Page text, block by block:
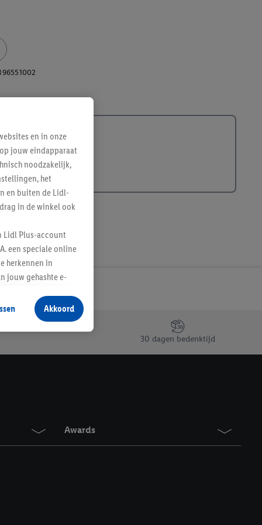
30 dagen bedenktijd
Awards
en in onze
jouw eindapparaat
noodzakelijk,
het
en buiten de Lidl-
in de winkel ook
Lidl Plus-account
een speciale online
herkennen in
jouw gehashte e-
producten waarin je
te plaatsen
verschillende
kunnen worden
vergelijkbare
in te
Akkoord